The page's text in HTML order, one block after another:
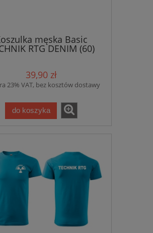
męska Basic
RTG DENIM (60)
39,90 zł
23% VAT, bez kosztów dostawy
do koszyka